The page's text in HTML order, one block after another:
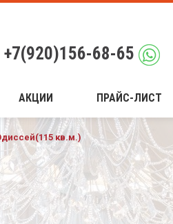
+7(920)156-68-65
АКЦИИ ПРАЙС-ЛИСТ
кв.м.)